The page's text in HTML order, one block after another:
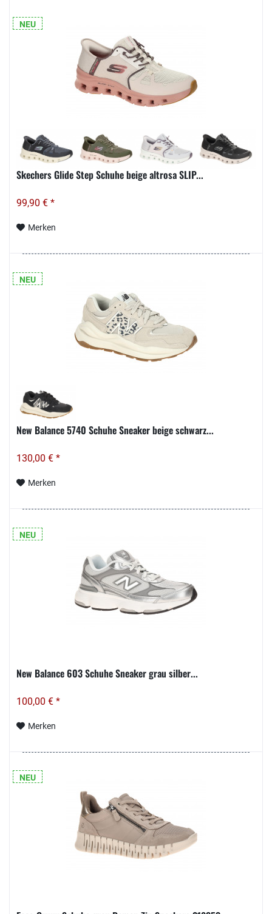
NEU
Skechers Glide Step Schuhe beige altrosa SLIP...
99,90 € *
Merken
NEU
New Balance 5740 Schuhe Sneaker beige schwarz...
130,00 € *
Merken
NEU
New Balance 603 Schuhe Sneaker grau silber...
100,00 € *
Merken
NEU